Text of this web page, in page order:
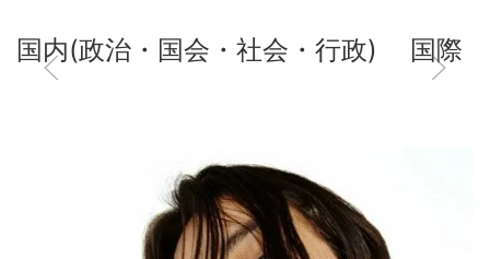
国内(政治・国会・社会・行政) 国際